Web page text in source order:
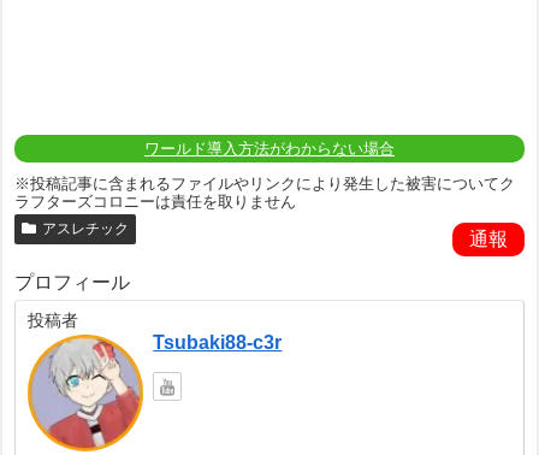
ワールド導入方法がわからない場合
※投稿記事に含まれるファイルやリンクにより発生した被害についてク
ラフターズコロニーは責任を取りません
通報
アスレチック
プロフィール
投稿者
Tsubaki88-c3r